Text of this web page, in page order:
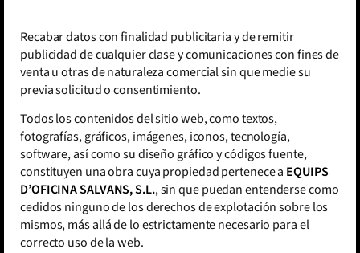
Recabar datos con finalidad publicitaria y de remitir
publicidad de cualquier clase y comunicaciones con fines de
venta u otras de naturaleza comercial sin que medie su
previa solicitud o consentimiento.
Todos los contenidos del sitio web, como textos,
fotografías, gráficos, imágenes, iconos, tecnología,
software, así como su diseño gráfico y códigos fuente,
constituyen una obra cuya propiedad pertenece a EQUIPS
D’OFICINA SALVANS, S.L., sin que puedan entenderse como
cedidos ninguno de los derechos de explotación sobre los
mismos, más allá de lo estrictamente necesario para el
correcto uso de la web.